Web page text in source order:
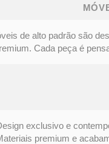
de alto padrão são
Cada peça é
e
premium e